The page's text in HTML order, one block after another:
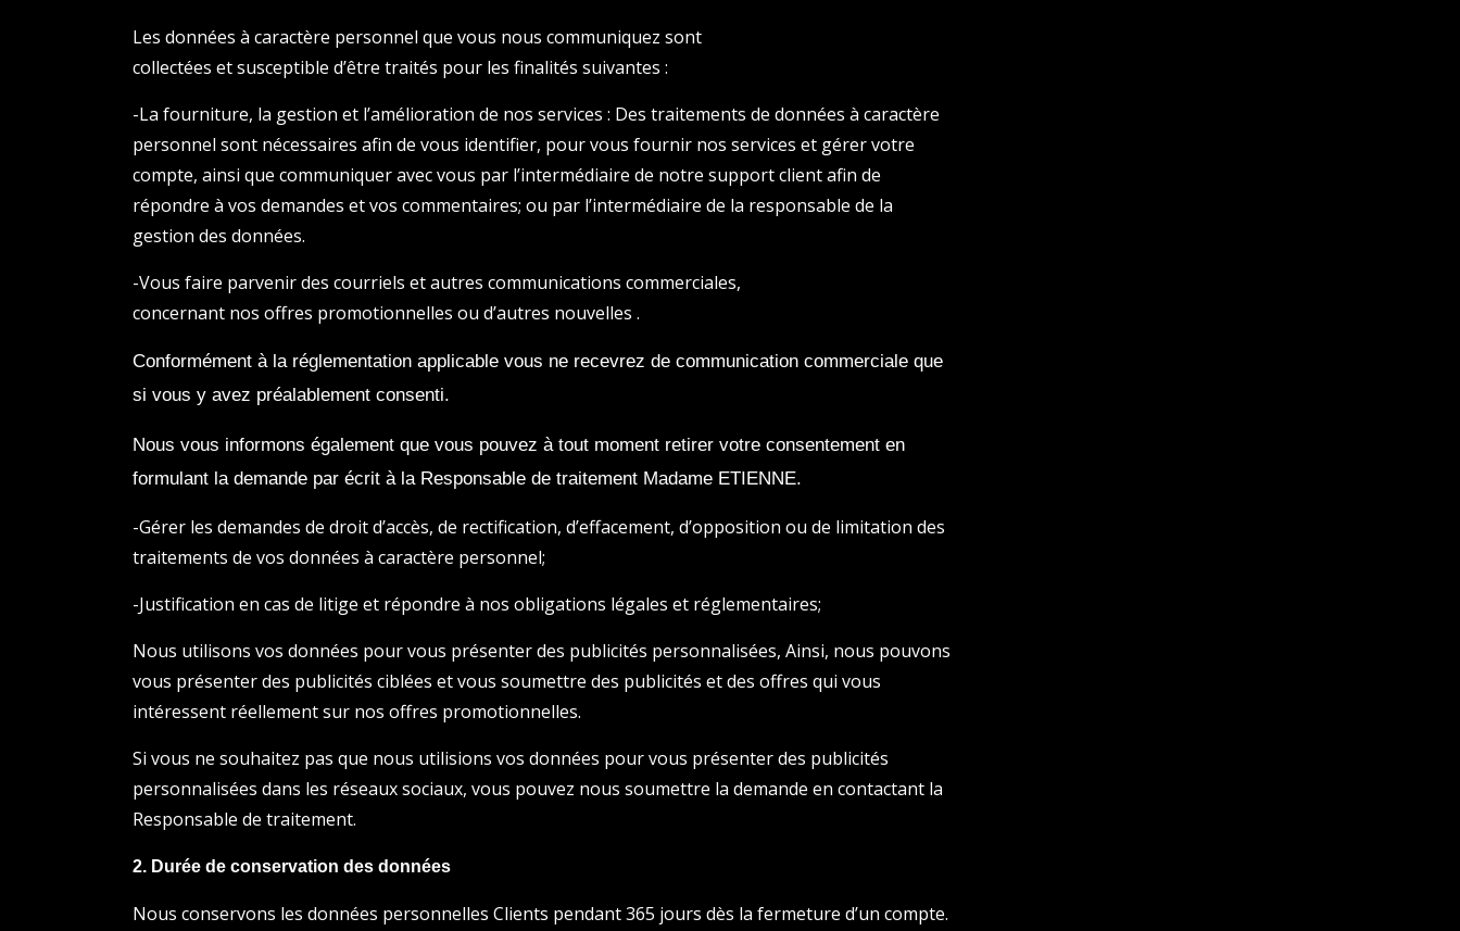
Les données à caractère personnel que vous nous communiquez sont
collectées et susceptible d’être traités pour les finalités suivantes :
-La fourniture, la gestion et l’amélioration de nos services : Des traitements de données à caractère
personnel sont nécessaires afin de vous identifier, pour vous fournir nos services et gérer votre
compte, ainsi que communiquer avec vous par l’intermédiaire de notre support client afin de
répondre à vos demandes et vos commentaires; ou par l’intermédiaire de la responsable de la
gestion des données.
-Vous faire parvenir des courriels et autres communications commerciales,
concernant nos offres promotionnelles ou d’autres nouvelles .
Conformément à la réglementation applicable vous ne recevrez de communication commerciale que
si vous y avez préalablement consenti.
Nous vous informons également que vous pouvez à tout moment retirer votre consentement en
formulant la demande par écrit à la Responsable de traitement Madame ETIENNE.
-Gérer les demandes de droit d’accès, de rectification, d’effacement, d’opposition ou de limitation des
traitements de vos données à caractère personnel;
-Justification en cas de litige et répondre à nos obligations légales et réglementaires;
Nous utilisons vos données pour vous présenter des publicités personnalisées, Ainsi, nous pouvons
vous présenter des publicités ciblées et vous soumettre des publicités et des offres qui vous
intéressent réellement sur nos offres promotionnelles.
Si vous ne souhaitez pas que nous utilisions vos données pour vous présenter des publicités
personnalisées dans les réseaux sociaux, vous pouvez nous soumettre la demande en contactant la
Responsable de traitement.
2. Durée de conservation des données
Nous conservons les données personnelles Clients pendant 365 jours dès la fermeture d’un compte.